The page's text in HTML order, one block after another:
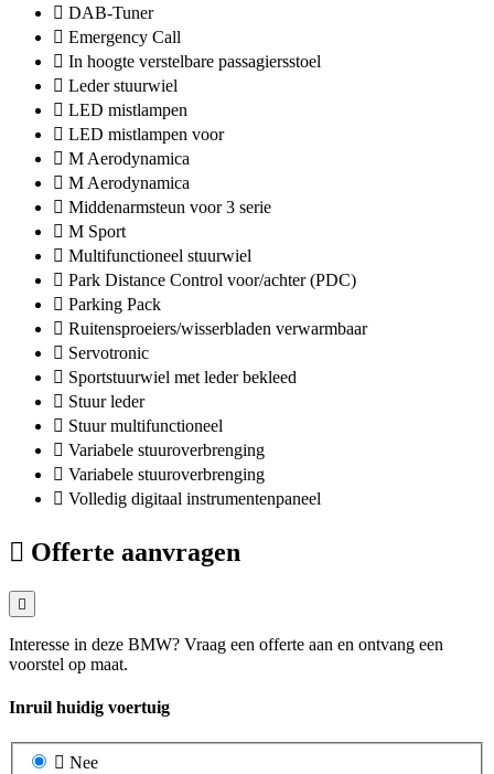
DAB-Tuner
Emergency Call
In hoogte verstelbare passagiersstoel
Leder stuurwiel
LED mistlampen
LED mistlampen voor
M Aerodynamica
M Aerodynamica
Middenarmsteun voor 3 serie
M Sport
Multifunctioneel stuurwiel
Park Distance Control voor/achter (PDC)
Parking Pack
Ruitensproeiers/wisserbladen verwarmbaar
Servotronic
Sportstuurwiel met leder bekleed
Stuur leder
Stuur multifunctioneel
Variabele stuuroverbrenging
Variabele stuuroverbrenging
Volledig digitaal instrumentenpaneel
Offerte aanvragen
Interesse in deze BMW? Vraag een offerte aan en ontvang een
voorstel op maat.
Inruil huidig voertuig
Nee